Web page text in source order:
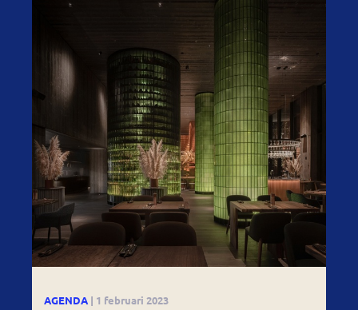
AGENDA | 1 februari 2023